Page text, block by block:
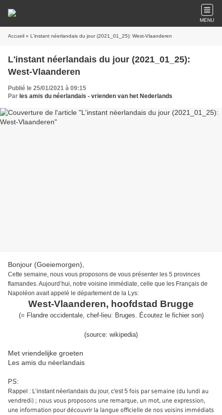
MENU
Accueil » L'instant néerlandais du jour (2021_01_25): West-Vlaanderen
L'instant néerlandais du jour (2021_01_25):
West-Vlaanderen
Publié le 25/01/2021 à 09:15
Par les amis du néerlandais - vrienden van het Nederlands
Bonjour (Goeiemorgen),
Cette semaine, nous vous proposons de vous présenter les 5 provinces
flamandes. Aujourd’hui, notre voisine immédiate, celle que les Français de
Napoléon avait appelé le département de la Lys:
West-Vlaanderen, hoofdstad Brugge
(= Flandre occidentale, chef-lieu: Bruges. Écoutez le fichier son)
(source: wikipedia)
Met vriendelijke groeten
Les amis du néerlandais
PS:
Rappel : L’instant néerlandais du jour, c'est 5 fois par semaine (du lundi au
vendredi) ; nous vous proposons une remarque, un mot, une expression,
une information pour découvrir la langue officielle de nos voisins immédiats